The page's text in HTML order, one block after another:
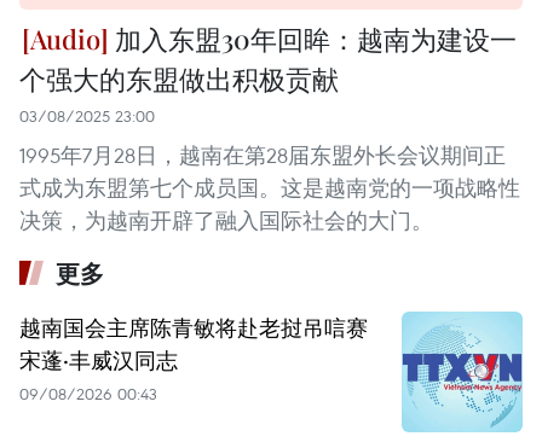
加入东盟30年回眸：越南为建设一
个强大的东盟做出积极贡献
03/08/2025 23:00
1995年7月28日，越南在第28届东盟外长会议期间正
式成为东盟第七个成员国。这是越南党的一项战略性
决策，为越南开辟了融入国际社会的大门。
更多
越南国会主席陈青敏将赴老挝吊唁赛
宋蓬·丰威汉同志
09/08/2026 00:43